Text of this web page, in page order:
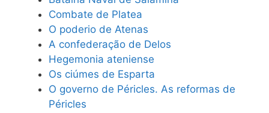
Combate de Platea
O poderio de Atenas
A confederação de Delos
Hegemonia ateniense
Os ciúmes de Esparta
O governo de Péricles. As reformas de
Péricles